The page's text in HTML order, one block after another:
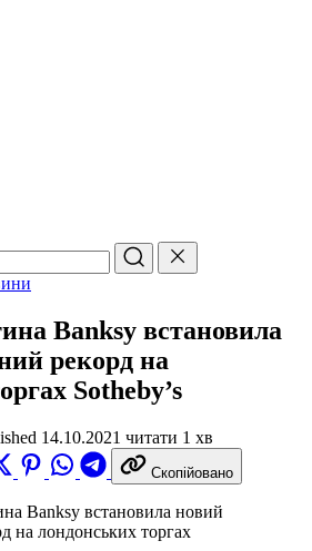
Banksy встановила
рекорд на
Sotheby’s
14.10.2021 читати 1 хв
Скопійовано